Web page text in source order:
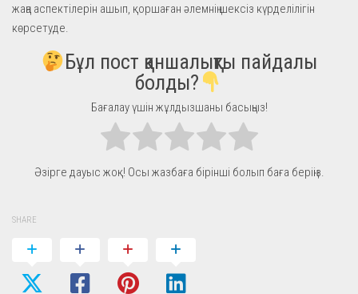
жаңа аспектілерін ашып, қоршаған әлемнің шексіз күрделілігін
көрсетуде.
Бұл пост қаншалықты пайдалы
болды?
Бағалау үшін жұлдызшаны басыңыз!
Әзірге дауыс жоқ! Осы жазбаға бірінші болып баға беріңіз.
SHARE